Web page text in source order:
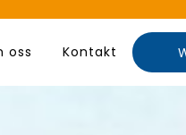
oss Kontakt